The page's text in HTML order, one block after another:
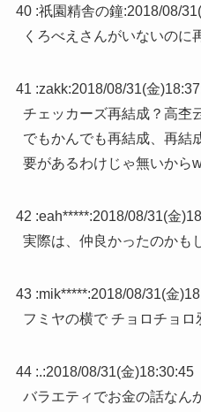
40 :祇園精舎の鐘:2018/08/
くろべえさんがいないのに
41 :zakk:2018/08/31(金
チェッカーズ再結成？高杢
でもかんでも再結成、再結
要があるわけじゃ無いから
42 :eah*****:2018/08/31(金
実際は、仲良かったのかも
43 :mik*****:2018/08/31(金
フミヤの横で チョロチョロ
44 :.:2018/08/31(金)18:30:45
バラエティでお金の話なん